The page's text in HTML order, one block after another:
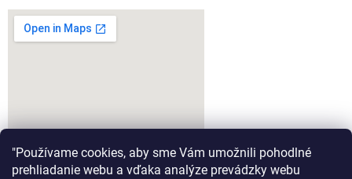
"Používame cookies, aby sme Vám umožnili pohodlné
prehliadanie webu a vďaka analýze prevádzky webu